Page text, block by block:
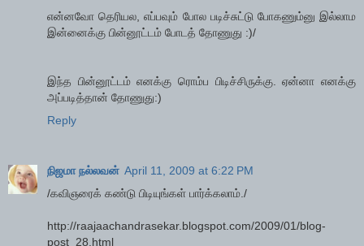
என்னவோ தெரியல, எப்பவும் போல படிச்சுட்டு போகணும்னு இல்லாம
இன்னைக்கு பின்னூட்டம் போடத் தோணுது :)/
இந்த பின்னூட்டம் எனக்கு ரொம்ப பிடிச்சிருக்கு. ஏன்னா எனக்கு
அப்படித்தான் தோணுது:)
Reply
நிஜமா நல்லவன் April 11, 2009 at 6:22 PM
/கவிஞரைக் கண்டு பிடியுங்கள் பார்க்கலாம்./
http://raajaachandrasekar.blogspot.com/2009/01/blog-
post_28.html